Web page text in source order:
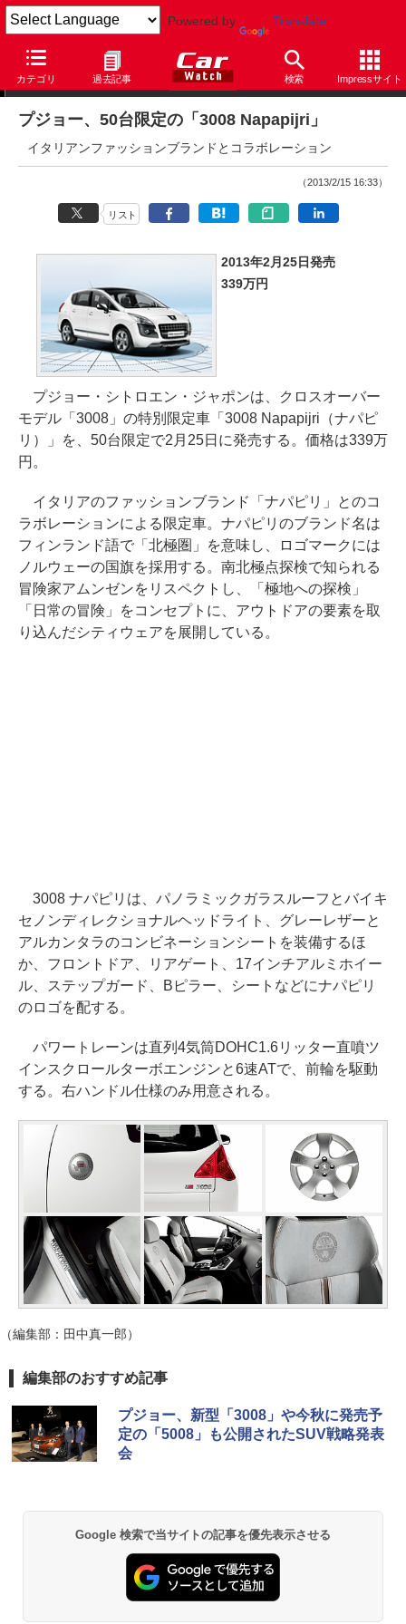
Powered by Translate
カテゴリ 過去記事 検索 Impressサイト
ニュース
プジョー、50台限定の「3008 Napapijri」
イタリアンファッションブランドとコラボレーション
（2013/2/15 16:33）
リスト
2013年2月25日発売
339万円
プジョー・シトロエン・ジャポンは、クロスオーバー
モデル「3008」の特別限定車「3008 Napapijri（ナパピ
リ）」を、50台限定で2月25日に発売する。価格は339万
円。
イタリアのファッションブランド「ナパピリ」とのコ
ラボレーションによる限定車。ナパピリのブランド名は
フィンランド語で「北極圏」を意味し、ロゴマークには
ノルウェーの国旗を採用する。南北極点探検で知られる
冒険家アムンゼンをリスペクトし、「極地への探検」
「日常の冒険」をコンセプトに、アウトドアの要素を取
り込んだシティウェアを展開している。
3008 ナパピリは、パノラミックガラスルーフとバイキ
セノンディレクショナルヘッドライト、グレーレザーと
アルカンタラのコンビネーションシートを装備するほ
か、フロントドア、リアゲート、17インチアルミホイー
ル、ステップガード、Bピラー、シートなどにナパピリ
のロゴを配する。
パワートレーンは直列4気筒DOHC1.6リッター直噴ツ
インスクロールターボエンジンと6速ATで、前輪を駆動
する。右ハンドル仕様のみ用意される。
（編集部：田中真一郎）
編集部のおすすめ記事
プジョー、新型「3008」や今秋に発売予
定の「5008」も公開されたSUV戦略発表
会
Google 検索で当サイトの記事を優先表示させる